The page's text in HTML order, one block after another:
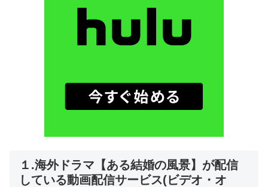
１.海外ドラマ【ある結婚の風景】が配信
している動画配信サービス(ビデオ・オ